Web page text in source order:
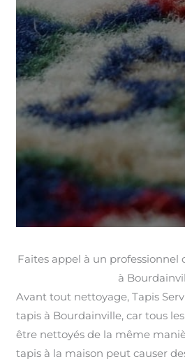
Faites appel à un
à
Avant tout nettoyage, Tapis
tapis à Bourdainville, car tous
être nettoyés de la même
tapis à la maison peut causer